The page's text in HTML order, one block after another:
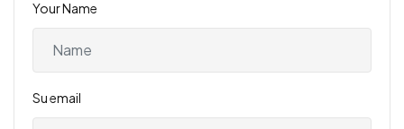
Your Name
Su email